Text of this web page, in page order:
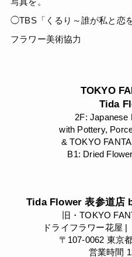
◯TBS「くるり～誰が私と恋
フラワー美術協力
TOKYO
Tida
2F: Japanese
with Pottery,
& TOKYO
B1: Dried
Tida Flower 表参道店
旧・TOKYO
ドライフラワー花屋
〒107-0062 東京
営業時間